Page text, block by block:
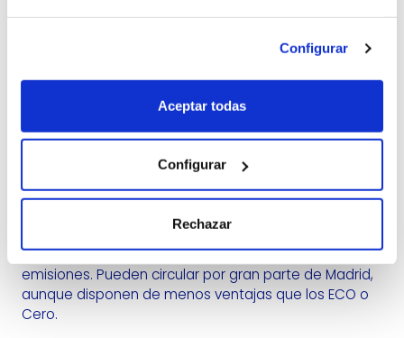
Configurar
Aceptar todas
Configurar
Rechazar
. En este
grupo aparecen muchos híbridos convencionales,
vehículos propulsados por gas y determinados
condiciones bastante buenas para moverse por la
Laetiqueta C corresponde normalmente a
vehículos gasolina matriculados en años
relativamente recientesy a determinados diésel
que cumplen estándares más modernos de
emisiones. Pueden circular por gran parte de Madrid,
aunque disponen de menos ventajas que los ECO o
Cero.